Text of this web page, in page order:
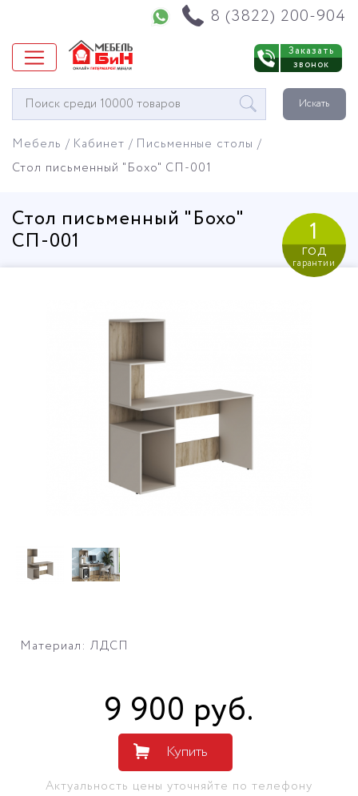
8 (3822) 200-904
Заказать
звонок
Окно
поиска
Искать
Мебель Кабинет
Письменные столы
Стол письменный "Бохо" СП-001
Стол письменный "Бохо"
СП-001
1
год
гарантии
Материал: ЛДСП
9 900 руб.
Купить
Актуальность цены уточняйте по телефону